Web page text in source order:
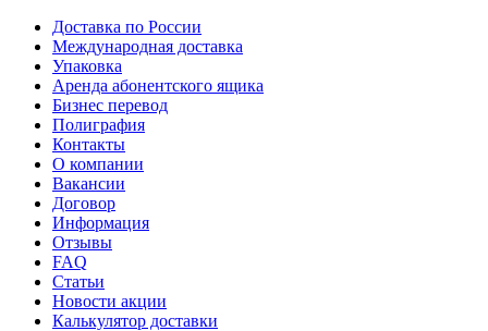
Доставка по России
Международная доставка
Упаковка
Аренда абонентского ящика
Бизнес перевод
Полиграфия
Контакты
О компании
Вакансии
Договор
Информация
Отзывы
FAQ
Статьи
Новости акции
Калькулятор доставки